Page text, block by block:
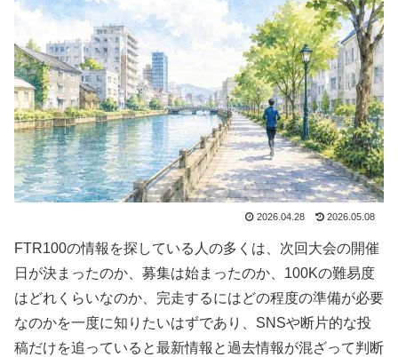
2026.04.28 2026.05.08
FTR100の情報を探している人の多くは、次回大会の開催
日が決まったのか、募集は始まったのか、100Kの難易度
はどれくらいなのか、完走するにはどの程度の準備が必要
なのかを一度に知りたいはずであり、SNSや断片的な投
稿だけを追っていると最新情報と過去情報が混ざって判断